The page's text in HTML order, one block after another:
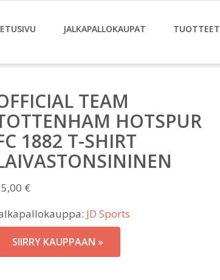
ETUSIVU JALKAPALLOKAUPAT TUOTTEET
TEAM
HOTSPUR
1882 T-SHIRT
€
JD Sports
SIIRRY KAUPPAAN »